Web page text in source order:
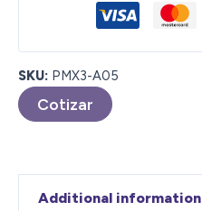
SKU: PMX3-A05
Cotizar
Additional information